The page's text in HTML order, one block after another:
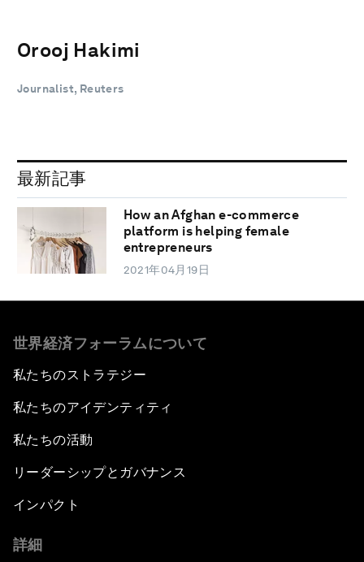
Orooj Hakimi
Journalist, Reuters
最新記事
How an Afghan e-commerce
platform is helping female
entrepreneurs
2021年04月19日
世界経済フォーラムについて
私たちのストラテジー
私たちのアイデンティティ
私たちの活動
リーダーシップとガバナンス
インパクト
詳細